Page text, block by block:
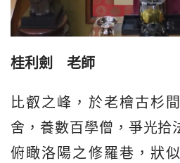
桂利劍　老師
比叡之峰，於老檜古杉
舍，養數百學僧，爭光拾
俯瞰洛陽之修羅巷，狀